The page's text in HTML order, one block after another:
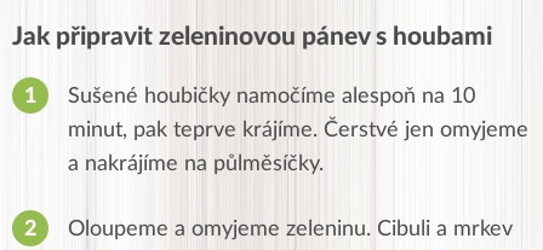
Jak připravit zeleninovou pánev s houbami
Sušené houbičky namočíme alespoň na 10
minut, pak teprve krájíme. Čerstvé jen omyjeme
a nakrájíme na půlměsíčky.
Oloupeme a omyjeme zeleninu. Cibuli a mrkev